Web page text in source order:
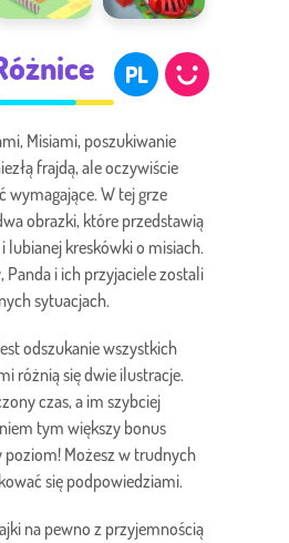
PL
Misiami, poszukiwanie
frajdą, ale oczywiście
wymagające. W tej grze
obrazki, które przedstawią
lubianej kreskówki o misiach.
Panda i ich przyjaciele zostali
sytuacjach.
odszukanie wszystkich
różnią się dwie ilustracje.
czas, a im szybciej
tym większy bonus
poziom! Możesz w trudnych
się podpowiedziami.
na pewno z przyjemnością